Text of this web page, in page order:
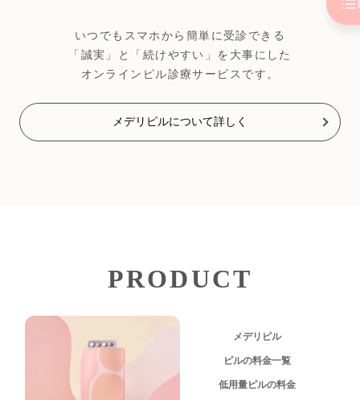
いつでもスマホから簡単に受診できる
「誠実」と「続けやすい」を大事にした
オンラインピル診療サービスです。
メデリピルについて詳しく
PRODUCT
メデリピル
ピルの料金一覧
低用量ピルの料金